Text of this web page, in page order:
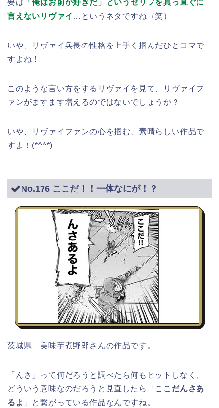
要は 「俺はお前が好きだ」というセリフを真っ直ぐに
言えないリヴァイ …というネタですね（笑）
いや、リヴァイ兵長の性格を上手く掴んだひとコマで
すよね！
このような言い方をするリヴァイを見て、リヴァイフ
ァンがますます増えるのではないでしょうか？
いや、リヴァイファンの心を掴む、素晴らしい作品で
すよ！(*^^*)
No.176 ここだ！！一体なにが！？
茨城県 美味芋煮野郎さんの作品です。
「んさ」って何だろうと調べたら何もヒットしなく、
どういう意味なのだろうと見直したら「ここ だんさあ
るよ 」と繋がっている作品なんですね。